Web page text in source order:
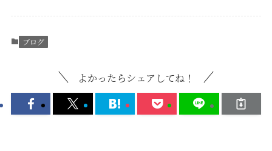
ブログ
よかったらシェアしてね！